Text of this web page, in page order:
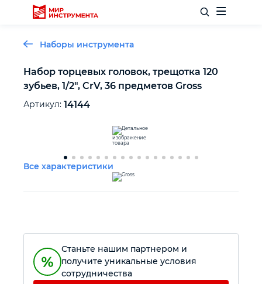
Отделочный инструмент
Столярный инструмент
Силовое оборудование
Наборы инструмента
Набор торцевых головок, трещотка 120
зубьев, 1/2", CrV, 36 предметов Gross
Артикул: 14144
Все характеристики
Станьте нашим партнером и
получите уникальные условия
сотрудничества